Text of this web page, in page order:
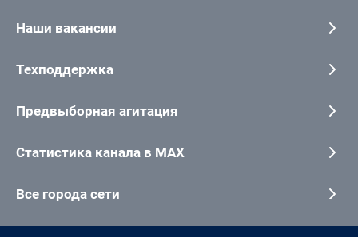
Наши вакансии
Техподдержка
Предвыборная агитация
Статистика канала в MAX
Все города сети